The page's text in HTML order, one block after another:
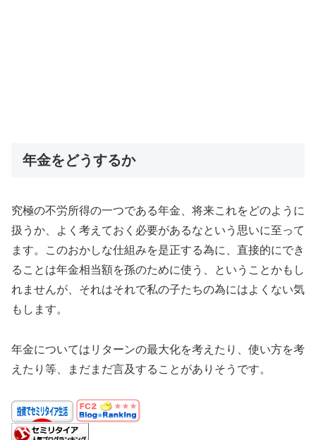
年金をどうするか
究極の不労所得の一つである年金、将来これをどのように
扱うか、よく考えておく必要があるなという思いに至って
ます。このおかしな仕組みを是正する為に、直接的にでき
ることは年金相当額を孫のために使う、ということかもし
れませんが、それはそれで私の子たちの為にはよくない気
もします。
年金についてはリターンの最大化を考えたり、使い方を考
えたり等、まだまだ言及することがありそうです。